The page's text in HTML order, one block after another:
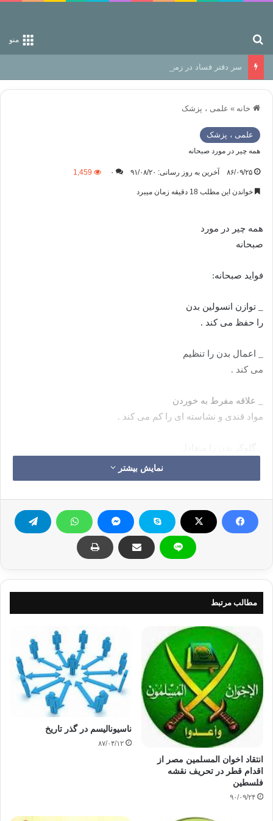
منو
سر دفتر فساد در زمین‌، دوری وکناره‌گیری از راه خداست‌!
خانه » علمی ، پزشک
علمی ، پزشک
همه چیر در مورد صبحانه
۸۶/۰۹/۲۵ آخرین به روز رسانی: ۹۱/۰۸/۲۰ ۰ 1,459
خواندن این مطلب 18 دقیقه زمان میبرد
همه چیر در مورد
صبحانه
فواید صبحانه:
_ توازن انسولین بدن
را حفظ می کند .
_ اعمال بدن را تنظیم
می کند .
_ علاقه مفرط به خوردن
مواد قندی و نشاسته ای را کم می کند .
نگه می دارد ودر نتیجه جریان انرژی را ثابت می کند .
بدن کمک می کند .
_ تمرکز ، هوش و فعالیت
ذهنی را تقویت می کند .
در طول روز جلو گیری می کند .
_ کمک می کند فرد کالری
بیشتری بسوزاند و راحت تر رژیم بگیرد .
_ از یبوست جلوگیری می
کند.
_ اشتها ، گرسنگی و
حرص به غذا خوردن را تنظیم می کند .
نمایش بیشتر
مطالب مرتبط
انتقاد اخوان المسلمين مصر از
اقدام قطر در تحريف نقشه
فلسطين
۹۰/۰۹/۲۴
ناسيوناليسم در گذر تاريخ
۸۷/۰۴/۱۲